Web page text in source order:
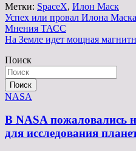
Метки: SpaceX, Илон Маск
Навигация
по
Успех или провал Илона
Мнения ТАСС
На Земле идет мощная
Поиск
Поиск
NASA
В NASA пожаловались
для исследования